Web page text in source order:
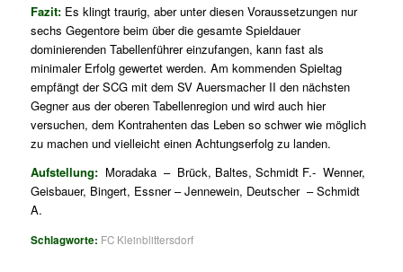
Fazit:Es klingt traurig, aber unter diesen Voraussetzungen nur
sechs Gegentore beim über die gesamte Spieldauer
dominierenden Tabellenführer einzufangen, kann fast als
minimaler Erfolg gewertet werden. Am kommenden Spieltag
empfängt der SCG mit dem SV Auersmacher II den nächsten
Gegner aus der oberen Tabellenregion und wird auch hier
versuchen, dem Kontrahenten das Leben so schwer wie möglich
zu machen und vielleicht einen Achtungserfolg zu landen.
Aufstellung:Moradaka – Brück, Baltes, Schmidt F.- Wenner,
Geisbauer, Bingert, Essner – Jennewein, Deutscher – Schmidt
A.
Schlagworte: FC Kleinblittersdorf